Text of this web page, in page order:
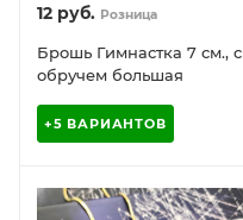
12 руб. Розница
Брошь Гимнастка 7 см., с
обручем большая
+5 ВАРИАНТОВ